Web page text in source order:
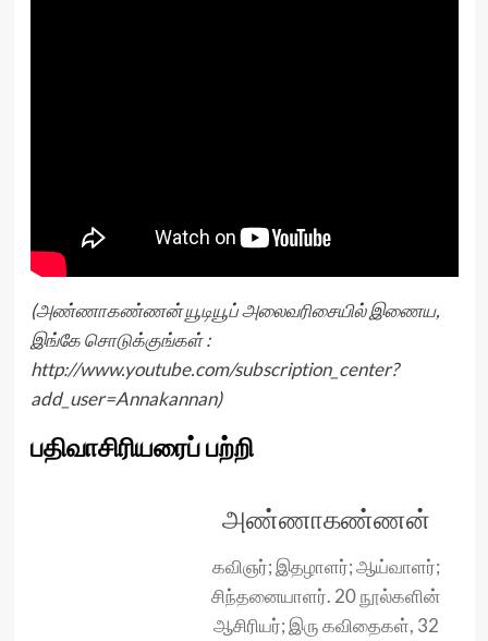
(அண்ணாகண்ணன் யூடியூப் அலைவரிசையில் இணைய,
இங்கே சொடுக்குங்கள் :
http://www.youtube.com/subscription_center?
add_user=Annakannan)
பதிவாசிரியரைப் பற்றி
அண்ணாகண்ணன்
கவிஞர்; இதழாளர்; ஆய்வாளர்;
சிந்தனையாளர். 20 நூல்களின்
ஆசிரியர்; இரு கவிதைகள், 32